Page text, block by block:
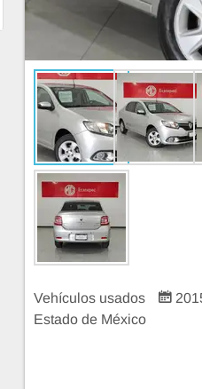
Vehículos usados
Estado de México